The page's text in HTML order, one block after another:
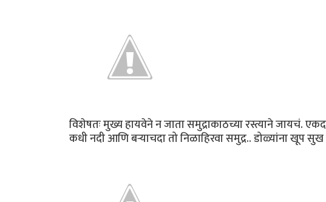
विशेषतः मुख्य हायवेने न जाता समुद्राकाठच्या रस्त्याने जायचं.
कधी नदी आणि बर्‍याचदा तो निळाहिरवा समुद्र.. डोळ्यांना खूप